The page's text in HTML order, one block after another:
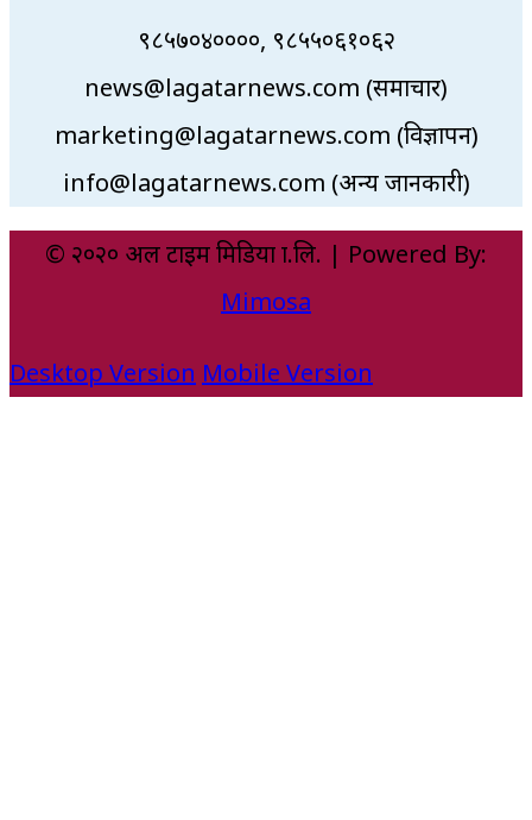
९८५७०४००००, ९८५५०६१०६२
news@lagatarnews.com (समाचार)
marketing@lagatarnews.com (विज्ञापन)
info@lagatarnews.com (अन्य जानकारी)
© २०२० अल टाइम मिडिया प्रा.लि. | Powered By:
Mimosa
Desktop Version Mobile Version